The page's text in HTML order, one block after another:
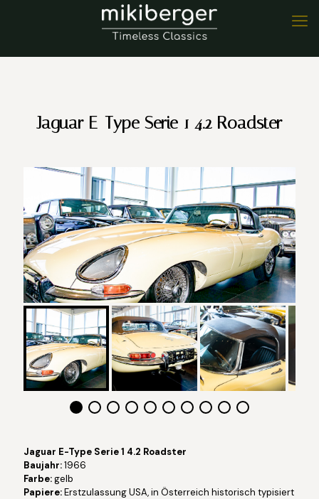
Jaguar E-Type Serie 1 4.2 Roadster
Jaguar E-Type Serie 1 4.2 Roadster
Baujahr:1966
Farbe:gelb
Papiere:Erstzulassung USA, in Österreich historisch typisiert